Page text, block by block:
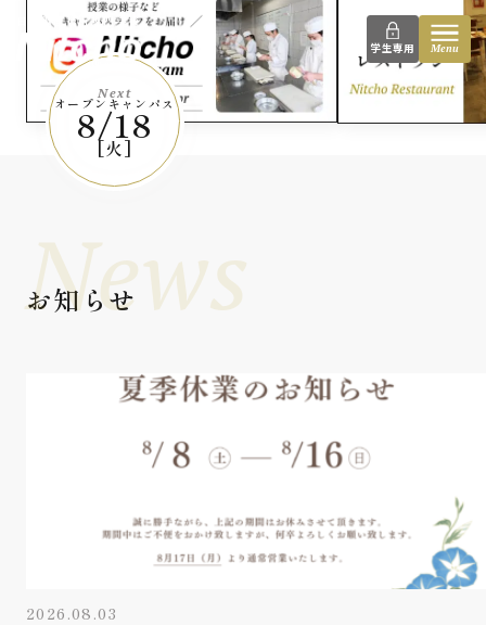
日本調理技術専門学校
学生専用
Menu
instagram
Next
オープンキャンパス
8/18
[火]
News
お知らせ
2026.08.03